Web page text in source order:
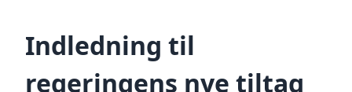
Indledning til
regeringens nye tiltag